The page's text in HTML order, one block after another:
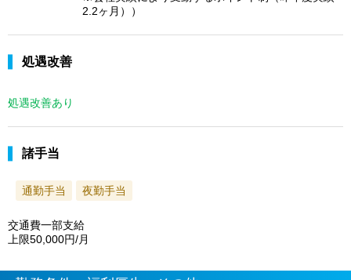
2.2ヶ月））
処遇改善
処遇改善あり
諸手当
通勤手当 夜勤手当
交通費一部支給
上限50,000円/月